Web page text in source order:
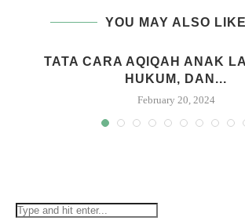
YOU MAY ALSO LIKE
TATA CARA AQIQAH ANAK
HUKUM, DAN...
February 20, 2024